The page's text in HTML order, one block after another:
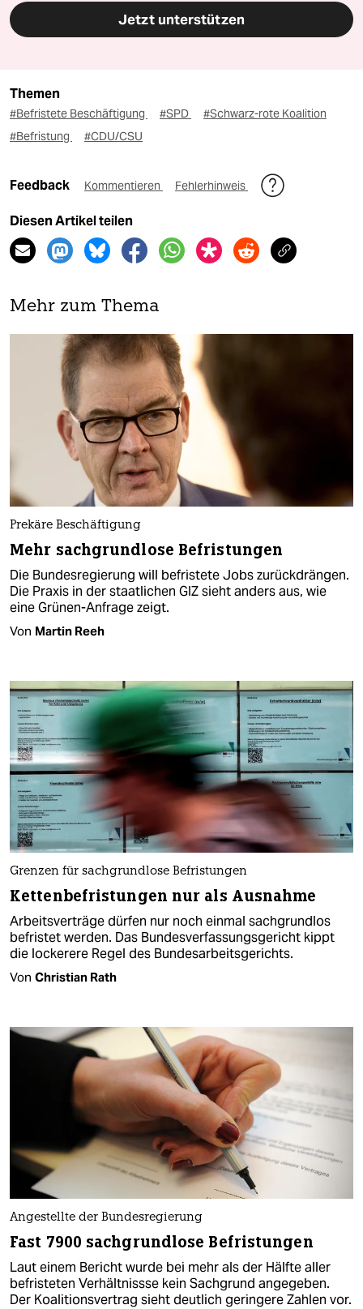
Jetzt unterstützen
Themen
#Befristete Beschäftigung #SPD
#Schwarz-rote Koalition
#Befristung
#CDU/CSU
Feedback Kommentieren Fehlerhinweis
Diesen Artikel teilen
Mehr zum Thema
Prekäre Beschäftigung
Mehr sachgrundlose Befristungen
Die Bundesregierung will befristete Jobs zurückdrängen.
Die Praxis in der staatlichen GIZ sieht anders aus, wie
eine Grünen-Anfrage zeigt.
Von Martin Reeh
Grenzen für sachgrundlose Befristungen
Kettenbefristungen nur als Ausnahme
Arbeitsverträge dürfen nur noch einmal sachgrundlos
befristet werden. Das Bundesverfassungsgericht kippt
die lockerere Regel des Bundesarbeitsgerichts.
Von Christian Rath
Angestellte der Bundesregierung
Fast 7900 sachgrundlose Befristungen
Laut einem Bericht wurde bei mehr als der Hälfte aller
befristeten Verhältnissse kein Sachgrund angegeben.
Der Koalitionsvertrag sieht deutlich geringere Zahlen vor.